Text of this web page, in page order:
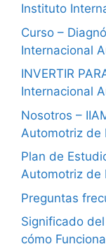
Instituto
Curso –
Internacional
INVERTIR
Internacional
Nosotros –
Automotriz de
Plan de
Automotriz de
Preguntas
Significado
cómo